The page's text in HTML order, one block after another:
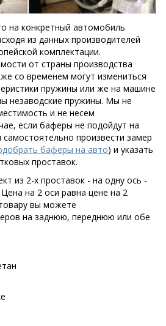
на конкретный автомобиль
из данных производителей
комплектации.
от страны производства
со временем могут измениться
пружины или же на машине
незаводские пружины. Мы не
и не несем
если баферы не подойдут на
произвести замер
баферы на авто) и указать
проставок.
из 2-х проставок - на одну ось -
на 2 оси равна цене на 2
вы можете
на заднюю, переднюю или обе